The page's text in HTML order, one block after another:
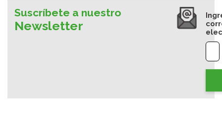
Suscríbete a nuestro
Newsletter